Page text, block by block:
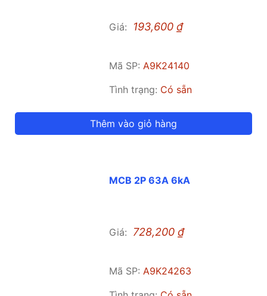
Giá: 193,600₫
Mã SP: A9K24140
Tình trạng: Có sẵn
Thêm vào giỏ hàng
MCB 2P 63A 6kA
Giá: 728,200₫
Mã SP:A9K24263